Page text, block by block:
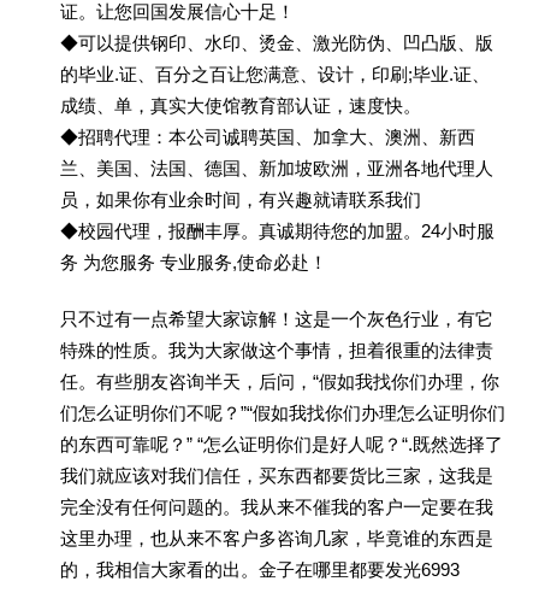
证。让您回国发展信心十足！
◆可以提供钢印、水印、烫金、激光防伪、凹凸版、版
的毕业.证、百分之百让您满意、设计，印刷;毕业.证、
成绩、单，真实大使馆教育部认证，速度快。
◆招聘代理：本公司诚聘英国、加拿大、澳洲、新西
兰、美国、法国、德国、新加坡欧洲，亚洲各地代理人
员，如果你有业余时间，有兴趣就请联系我们
◆校园代理，报酬丰厚。真诚期待您的加盟。24小时服
务 为您服务 专业服务,使命必赴！
只不过有一点希望大家谅解！这是一个灰色行业，有它
特殊的性质。我为大家做这个事情，担着很重的法律责
任。有些朋友咨询半天，后问，“假如我找你们办理，你
们怎么证明你们不呢？”“假如我找你们办理怎么证明你们
的东西可靠呢？” “怎么证明你们是好人呢？“.既然选择了
我们就应该对我们信任，买东西都要货比三家，这我是
完全没有任何问题的。我从来不催我的客户一定要在我
这里办理，也从来不客户多咨询几家，毕竟谁的东西是
的，我相信大家看的出。金子在哪里都要发光6993